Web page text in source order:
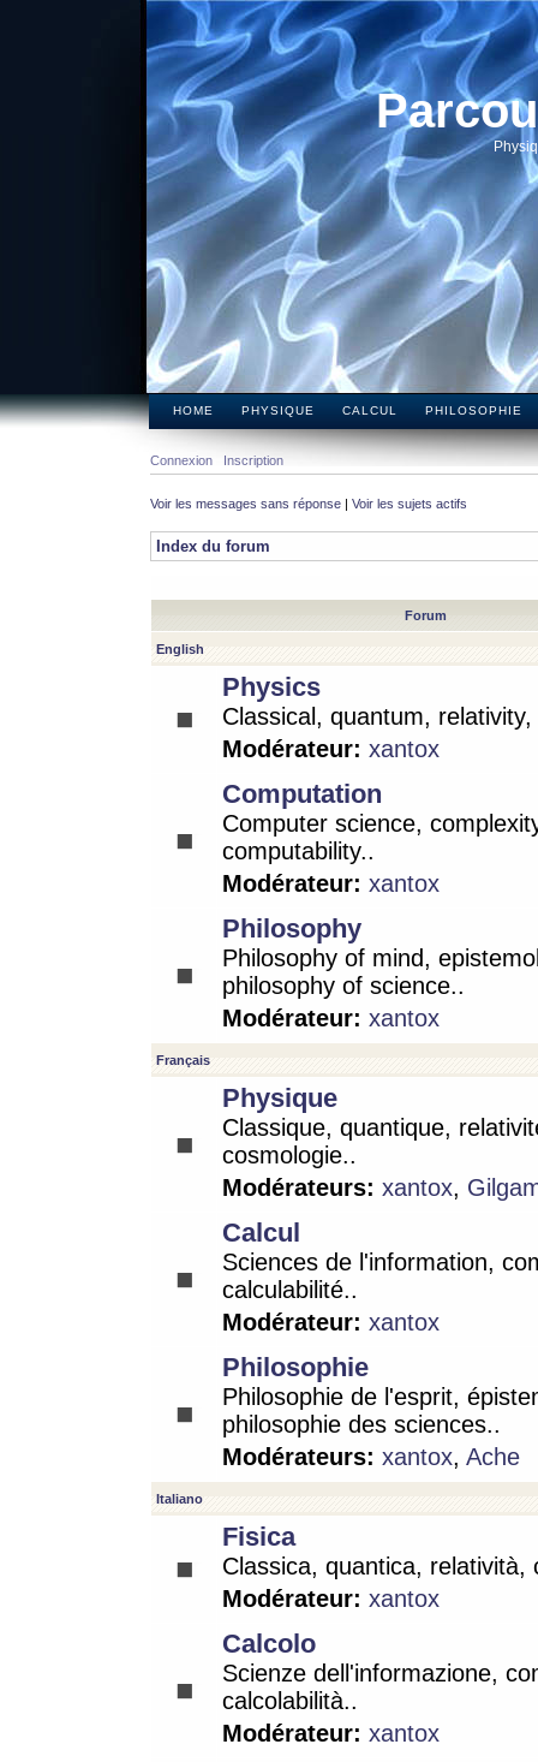
HOME PHYSIQUE CALCUL PHILOSOPHIE
Connexion Inscription
Voir les messages sans réponse | Voir les sujets actifs
Index du forum
Forum
English
Physics
Classical, quantum,
Modérateur: xantox
Computation
Computer science,
computability..
Modérateur: xantox
Philosophy
Philosophy of mind,
philosophy of science..
Modérateur: xantox
Français
Physique
Classique, quantique,
cosmologie..
Modérateurs: xantox,
Calcul
Sciences de l'information,
calculabilité..
Modérateur: xantox
Philosophie
Philosophie de l'esprit,
philosophie des sciences..
Modérateurs: xantox, Ache
Italiano
Fisica
Classica, quantica, relatività,
Modérateur: xantox
Calcolo
Scienze dell'informazione,
calcolabilità..
Modérateur: xantox